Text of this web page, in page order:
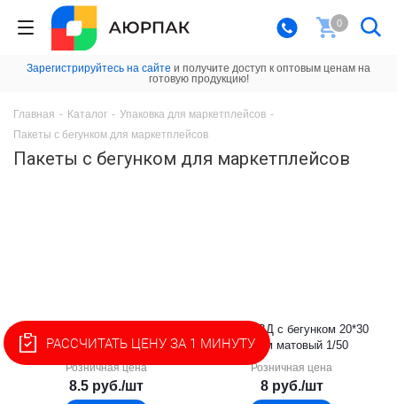
0
Зарегистрируйтесь на сайте и получите доступ к оптовым ценам на
готовую продукцию!
Главная - Каталог - Упаковка для маркетплейсов -
Пакеты с бегунком для маркетплейсов
Пакеты с бегунком для маркетплейсов
60 мкм 1/50/600
Розничная цена
8.5 руб./шт
Пакет ПВД с бегунком 20*30
60 мкм матовый 1/50
Розничная цена
8руб./шт
РАССЧИТАТЬ ЦЕНУ ЗА 1 МИНУТУ